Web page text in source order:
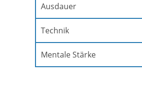
Ausdauer
Technik
Mentale Stärke